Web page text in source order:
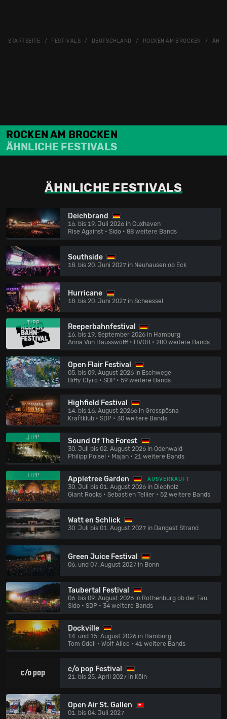
STARTSEITE FESTIVALS DEUTSCHLAND ROCKEN AM BROCKEN
ROCKEN AM BROCKEN
ÄHNLICHE FESTIVALS
ÄHNLICHE FESTIVALS
Deichbrand
16. bis 19. Juli 2026 in Cuxhaven
Rise Against • Sido • 88 weitere Bands
Southside
18. bis 20. Juni 2027 in Neuhausen ob Eck
Hurricane
18. bis 20. Juni 2027 in Scheessel
TIPP Reeperbahnfestival
16. bis 19. September 2026 in Hamburg
Anna Von Hausswolff • HVOB • 280 weitere Bands
Open Flair Festival
05. bis 09. August 2026 in Eschwege
Biffy Clyro • SDP • 59 weitere Bands
Highfield Festival
14. bis 16. August 20266 in Grosspösna
Kraftklub • SDP • 30 weitere Bands
TIPP Sound Of The Forest
30. Juli bis 02. August 2026 in Odenwald
Philipp Poisel • Majan • 21 weitere Bands
TIPP Appletree Garden AUSVERKAUFT
30. Juli bis 01. August 2026 in Diepholz
Giant Rooks • Sebastien Tellier • 52 weitere Bands
Watt en Schlick
30. Juli bis 01. August 2027 in Dangast Strand
Green Juice Festival
06. und 07. August 2027 in Bonn
Taubertal Festival
Sido • SDP • 34 weitere Bands
Dockville
14. und 15. August 2026 in Hamburg
Tom Odell • Wolf Alice • 41 weitere Bands
c/o pop Festival
21. bis 25. April 2027 in Köln
Open Air St. Gallen
01. bis 04. Juli 2027